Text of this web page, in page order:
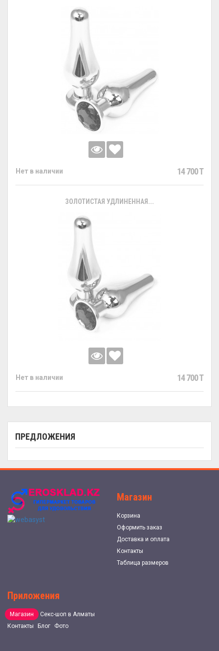
ПРЕДЛОЖЕНИЯ
Нет в наличии 14 700 T
ЗОЛОТИСТАЯ УДЛИНЕННАЯ...
Нет в наличии 14 700 T
Магазин
Корзина
Оформить заказ
Доставка и оплата
Контакты
Таблица размеров
Приложения
Магазин
Секс-шоп в Алматы
Контакты
Блог Фото